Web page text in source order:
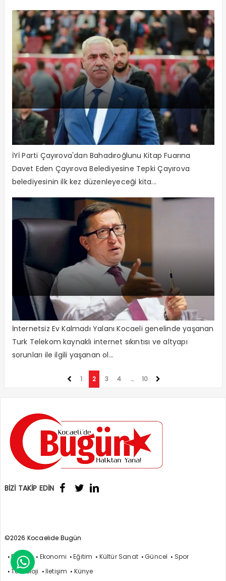
“Bahadıroğlu’nun çağrılmış olması
affedilebilir bir davranış değildir”
İYİ Parti Çayırova'dan Bahadıroğlunu Kitap Fuarına
Davet Eden Çayırova Belediyesine Tepki Çayırova
belediyesinin ilk kez düzenleyeceği kita...
Bilişim Var İnternet Yok!
İnternetsiz Ev Kalmadı Yalanı Kocaeli genelinde yaşanan
Turk Telekom kaynaklı internet sıkıntısı ve altyapı
sorunları ile ilgili yaşanan ol...
1 2 3 4 … 10
BİZİ TAKİP EDİN
©2026 Kocaelide Bugün
Politika Ekonomi Eğitim Kültür Sanat Güncel
Spor
Teknoloji
İletişim Künye
